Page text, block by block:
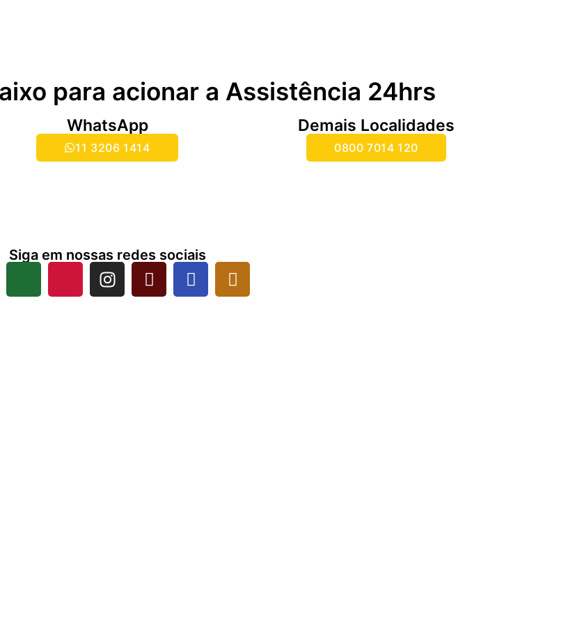
para acionar a Assistência 24hrs
WhatsApp
11 3206 1414
Demais Localidades
0800 7014 120
Siga em nossas redes sociais